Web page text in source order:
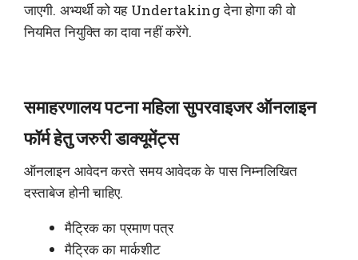
जाएगी. अभ्यर्थी को यह Undertaking देना होगा की वो
नियमित नियुक्ति का दावा नहीं करेंगे.
समाहरणालय पटना महिला सुपरवाइजर ऑनलाइन
फॉर्म हेतु जरुरी डाक्यूमेंट्स
ऑनलाइन आवेदन करते समय आवेदक के पास निम्नलिखित
दस्ताबेज होनी चाहिए.
मैट्रिक का प्रमाण पत्र
मैट्रिक का मार्कशीट